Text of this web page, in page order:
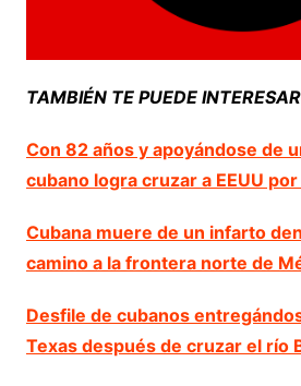
TAMBIÉN TE PUEDE
Con 82 años y apoyándose de
cubano logra cruzar a EEUU
Cubana muere de un infarto
camino a la frontera norte de
Desfile de cubanos
Texas después de cruzar el río